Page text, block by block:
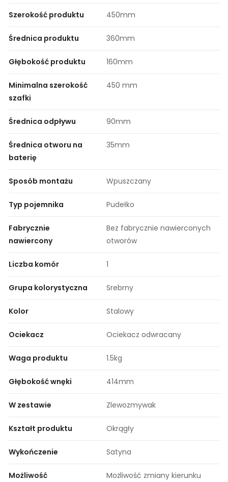
Szerokość produktu 450mm
Średnica produktu 360mm
Głębokość produktu 160mm
Minimalna szerokość
szafki
450 mm
Średnica odpływu 90mm
Średnica otworu na
baterię
35mm
Sposób montażu Wpuszczany
Typ pojemnika Pudełko
Fabrycznie
nawiercony
Bez fabrycznie nawierconych
otworów
Liczba komór 1
Grupa kolorystyczna Srebrny
Kolor Stalowy
Ociekacz Ociekacz odwracany
Waga produktu 1.5kg
Głębokość wnęki 414mm
W zestawie Zlewozmywak
Kształt produktu Okrągły
Wykończenie Satyna
Możliwość
Możliwość zmiany kierunku